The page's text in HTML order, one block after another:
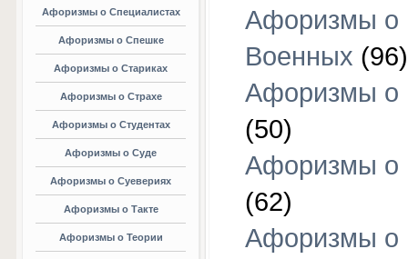
Афоризмы о Специалистах
Афоризмы о Спешке
Афоризмы о Стариках
Афоризмы о Страхе
Афоризмы о Студентах
Афоризмы о Суде
Афоризмы о Суевериях
Афоризмы о Такте
Афоризмы о Теории
Афоризмы о
Военных (96)
Афоризмы о
(50)
Афоризмы о
(62)
Афоризмы о